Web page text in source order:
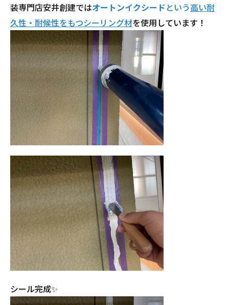
装専門店安井創建ではオートンイクシードという高い耐
久性・耐候性をもつシーリング材を使用しています！
シール完成✨